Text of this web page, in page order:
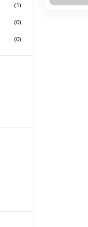
(1)
(0)
(0)